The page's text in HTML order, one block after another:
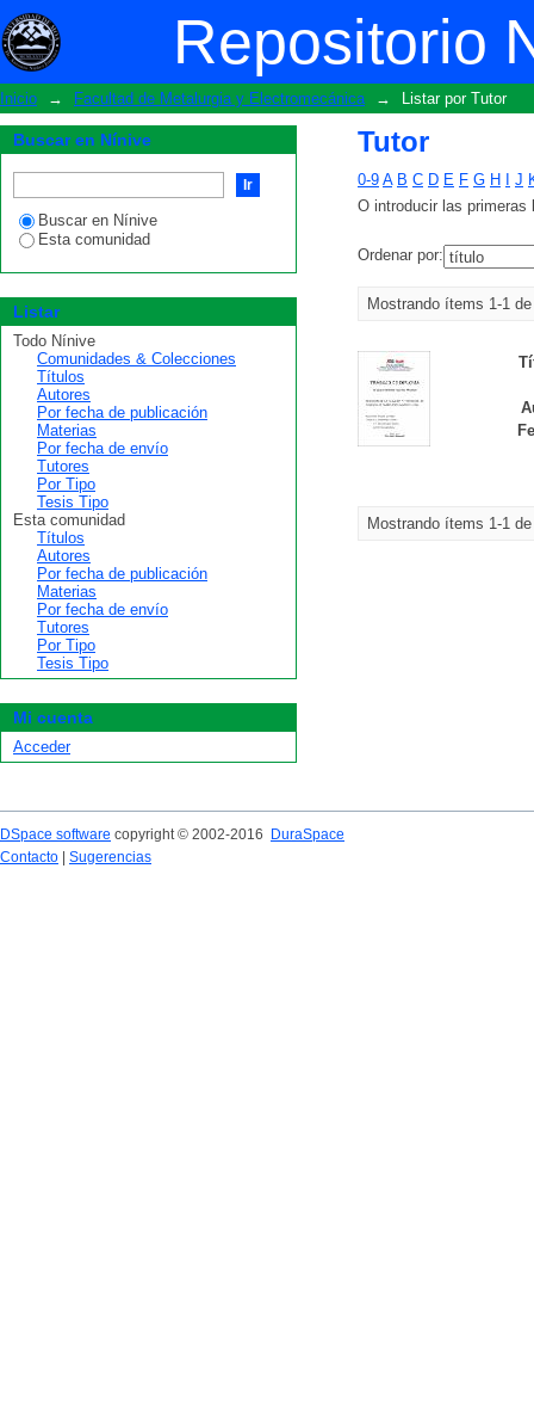
Repositorio
Tutor
Inicio → Facultad de Metalurgia y Electromecánica → Listar por Tutor
Tutor
0-9 A B C D E F G H J
O introducir las primeras
Ordenar por:
Mostrando ítems 1-1
Mostrando ítems 1-1
Buscar en Nínive
Buscar en Nínive
Esta comunidad
Listar
Todo Nínive
Comunidades & Colecciones
Títulos
Autores
Por fecha de publicación
Materias
Por fecha de envío
Tutores
Por Tipo
Tesis Tipo
Esta comunidad
Títulos
Autores
Por fecha de publicación
Materias
Por fecha de envío
Tutores
Por Tipo
Tesis Tipo
Mi cuenta
Acceder
DSpace software copyright © 2002-2016
DuraSpace
Contacto
Sugerencias